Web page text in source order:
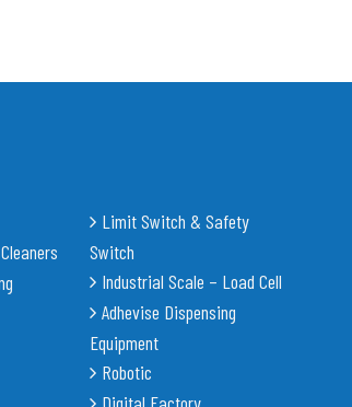
Limit Switch & Safety
Switch
Industrial Scale – Load Cell
Adhevise Dispensing
Equipment
Robotic